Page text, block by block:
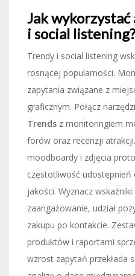
Jak
i social listening?
Trendy i social listening
rosnącej popularności.
zapytania związane z
graficznym. Połącz
Trends z monitoringiem
forów oraz recenzji
moodboardy i zdjęcia
częstotliwość
jakości. Wyznacz
zaangażowanie, udział
zakupu po kontakcie.
produktów i raportami
wzrost zapytań przekłada